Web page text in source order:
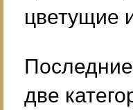
цветущие
две